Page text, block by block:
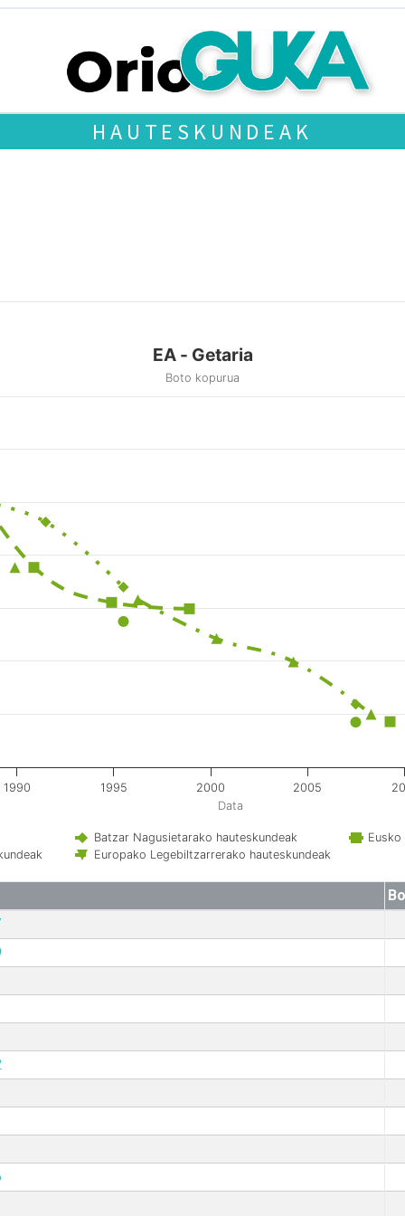
HAUTESKUNDEAK
Data
EA - Getaria
Boto kopurua
Batzar Nagusietarako hauteskundeak
Europako Legebiltzarrerako hauteskundeak
1990 1995 2000 2005